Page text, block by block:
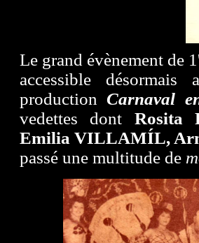
Le grand évènement de
accessible
productionCarnaval
vedettes dont Rosita
Emilia VILLAMÍL,
passé une multitude de